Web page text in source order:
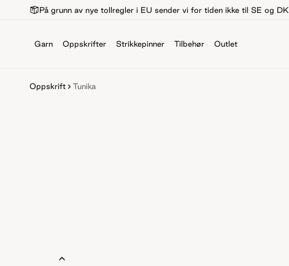
På grunn av nye tollregler i EU sender vi for tiden ikke til SE og DK
Garn Oppskrifter Strikkepinner Tilbehør Outlet
Oppskrift Tunika